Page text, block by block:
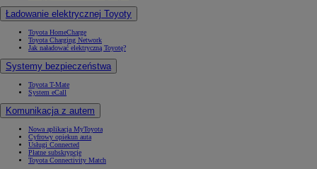
Ładowanie elektrycznej Toyoty
Toyota HomeCharge
Toyota Charging Network
Jak naładować elektryczną Toyotę?
Systemy bezpieczeństwa
Toyota T-Mate
System eCall
Komunikacja z autem
Nowa aplikacja MyToyota
Cyfrowy opiekun auta
Usługi Connected
Płatne subskrypcje
Toyota Connectivity Match